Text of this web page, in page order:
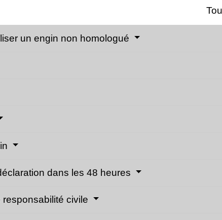
un engin non homologué
dans les 48 heures
civile